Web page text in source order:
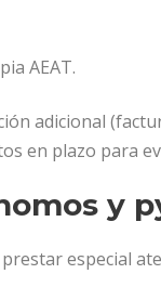
AEAT.
adicional
en plazo para
y
especial